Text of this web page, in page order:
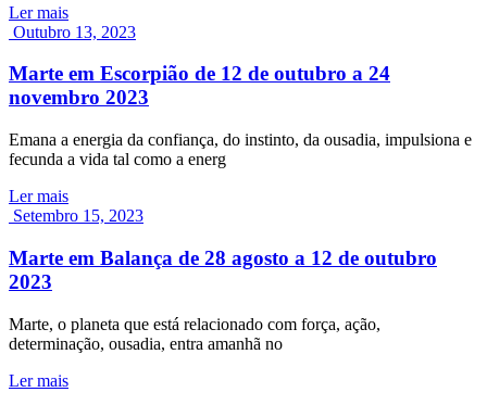
Ler mais
Outubro 13, 2023
Marte em Escorpião de 12 de outubro a 24
novembro 2023
Emana a energia da confiança, do instinto, da ousadia, impulsiona e
fecunda a vida tal como a energ
Ler mais
Setembro 15, 2023
Marte em Balança de 28 agosto a 12 de outubro
2023
Marte, o planeta que está relacionado com força, ação,
determinação, ousadia, entra amanhã no
Ler mais